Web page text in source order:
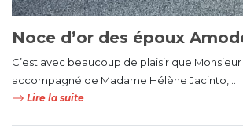
Noce d’or des époux
C’est avec beaucoup de plaisir que Monsieur
accompagné de Madame Hélène Jacinto,...
Lire la suite